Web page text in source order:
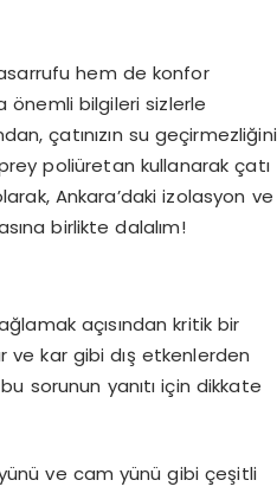
hem de konfor
önemli bilgileri sizlerle
çatınızın su geçirmezliğini
poliüretan kullanarak çatı
Ankara’daki izolasyon ve
birlikte dalalım!
açısından kritik bir
ve kar gibi dış etkenlerden
sorunun yanıtı için dikkate
ve cam yünü gibi çeşitli